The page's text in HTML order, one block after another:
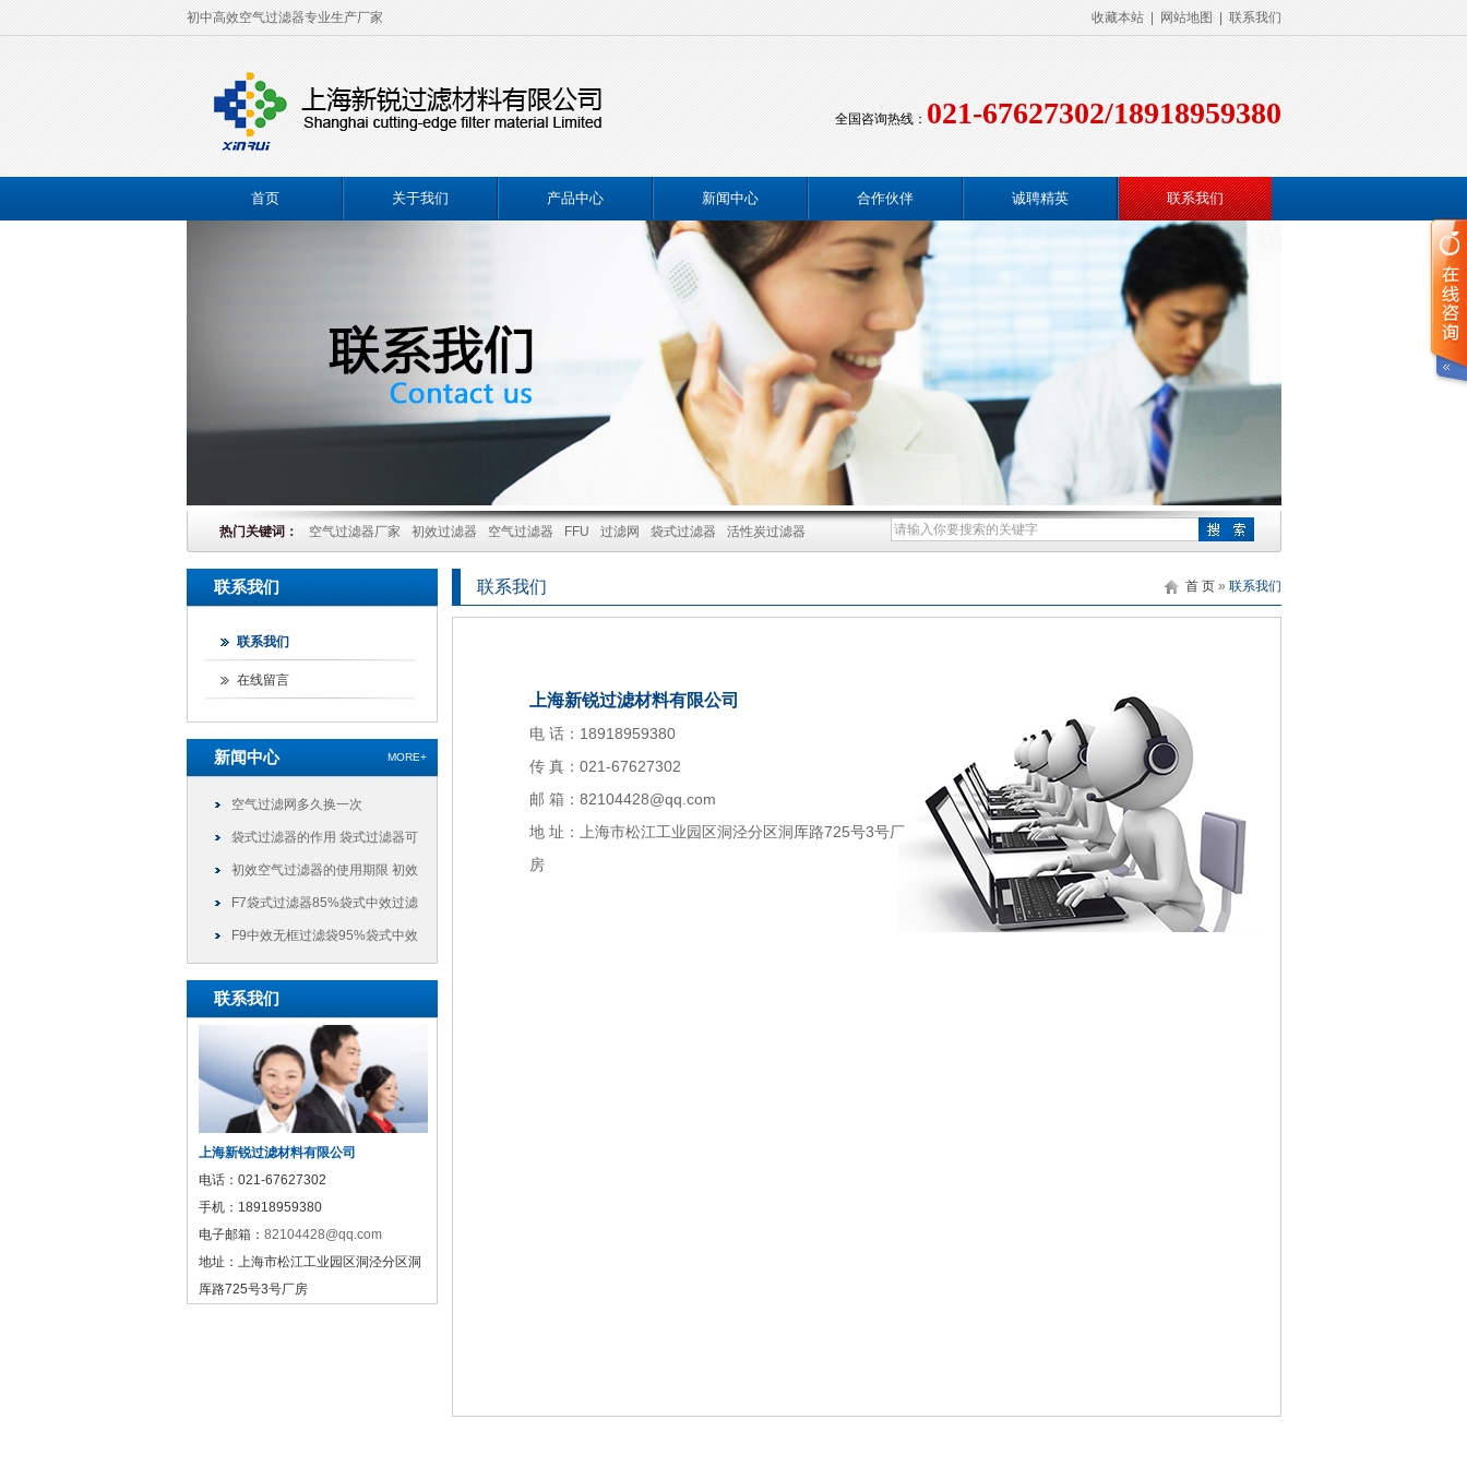
初中高效空气过滤器专业生产厂家 收藏本站| 网站地图 联系我们
全国咨询热线： 021-67627302/18918959380
首页 关于我们 产品中心 新闻中心 合作伙伴 诚聘精英 联系我们
热门关键词： 空气过滤器厂家 初效过滤器 空气过滤器 FFU 过滤网 袋式过滤器 活性炭过滤器
联系我们
联系我们
在线留言
新闻中心 MORE+
空气过滤网多久换一次
袋式过滤器的作用 袋式过滤器可
以干什么
初效空气过滤器的使用期限 初效
过滤器可以使用多久
F7袋式过滤器85%袋式中效过滤
袋
F9中效无框过滤袋95%袋式中效
过滤袋
联系我们
上海新锐过滤材料有限公司
电话： 021-67627302
手机： 18918959380
电子邮箱： 82104428@qq.com
地址：
上海市松江工业园区洞泾分区洞
厍路725号3号厂房
首 页» 联系我们
联系我们
上海新锐过滤材料有限公司
电 话：18918959380
传 真：021-67627302
邮 箱： 82104428@qq.com
地 址：上海市松江工业园区洞泾分区洞厍路725号3号厂
房